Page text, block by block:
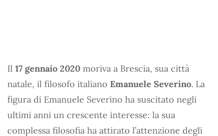
Il 17 gennaio 2020 moriva a Brescia, sua città
natale, il filosofo italiano Emanuele Severino. La
figura di Emanuele Severino ha suscitato negli
ultimi anni un crescente interesse: la sua
complessa filosofia ha attirato l’attenzione degli